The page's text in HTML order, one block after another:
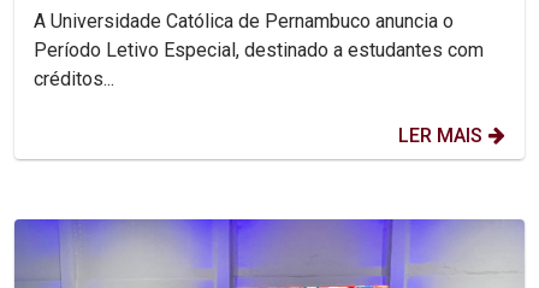
A Universidade Católica de Pernambuco anuncia o
Período Letivo Especial, destinado a estudantes com
créditos...
LER MAIS